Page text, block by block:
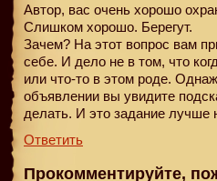
Автор, вас очень хорошо
Слишком хорошо. Берегут.
Зачем? На этот вопрос вам
себе. И дело не в том, что
или что-то в этом роде.
объявлении вы увидите
делать. И это задание лучше
Ответить
Прокомментируйте,